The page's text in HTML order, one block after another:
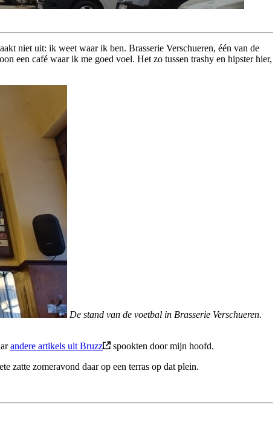
niet uit: ik weet waar ik ben. Brasserie Verschueren, één van de
een café waar ik me goed voel. Het zo tussen trashy en hipster hier,
De stand van de voetbal in Brasserie Verschueren.
andere artikels uit Bruzz
spookten door mijn hoofd.
zatte zomeravond daar op een terras op dat plein.